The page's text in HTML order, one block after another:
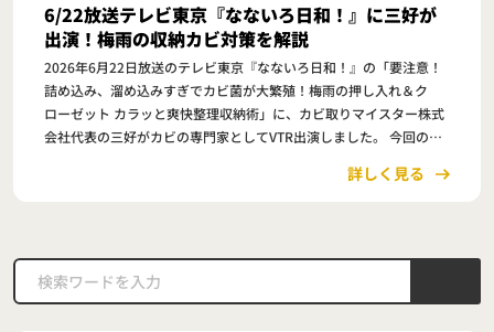
6/22放送テレビ東京『なないろ日和！』に三好が
出演！梅雨の収納カビ対策を解説
2026年6月22日放送のテレビ東京『なないろ日和！』の「要注意！
詰め込み、溜め込みすぎでカビ菌が大繁殖！梅雨の押し入れ＆ク
ローゼット カラッと爽快整理収納術」に、カビ取りマイスター株式
会社代表の三好がカビの専門家としてVTR出演しました。 今回の
詳しく見る